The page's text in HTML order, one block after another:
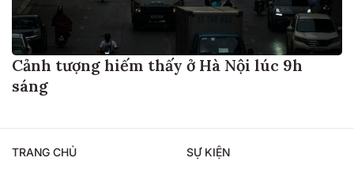
Cảnh tượng hiếm thấy ở Hà Nội lúc 9h
sáng
TRANG CHỦ SỰ KIỆN